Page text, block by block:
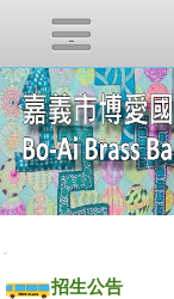
:::
招生公告